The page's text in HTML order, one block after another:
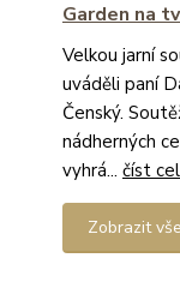
Garden na
Velkou jarní
uváděli paní
Čenský.
nádherných
vyhrá... číst
Zobrazit